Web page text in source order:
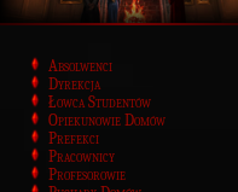
Absolwenci
Dyrekcja
Łowca Studentów
Opiekunowie Domów
Prefekci
Pracownicy
Profesorowie